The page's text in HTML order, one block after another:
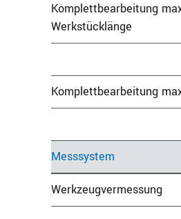
Komplettbearbeitung
Werkstücklänge
Komplettbearbeitung
Messsystem
Werkzeugvermessung